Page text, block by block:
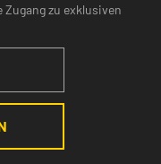
zu exklusiven